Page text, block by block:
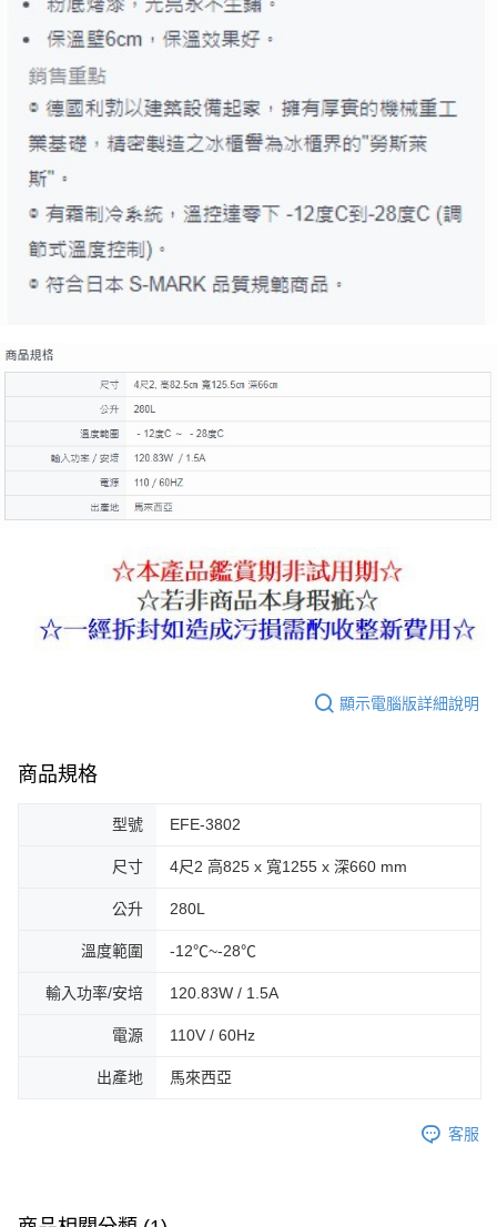
顯示電腦版詳細說明
商品規格
型號 EFE-3802
尺寸 4尺2 高825 x 寬1255 x 深660 mm
公升 280L
溫度範圍 -12℃~-28℃
輸入功率/安培 120.83W / 1.5A
電源 110V / 60Hz
出產地 馬來西亞
客服